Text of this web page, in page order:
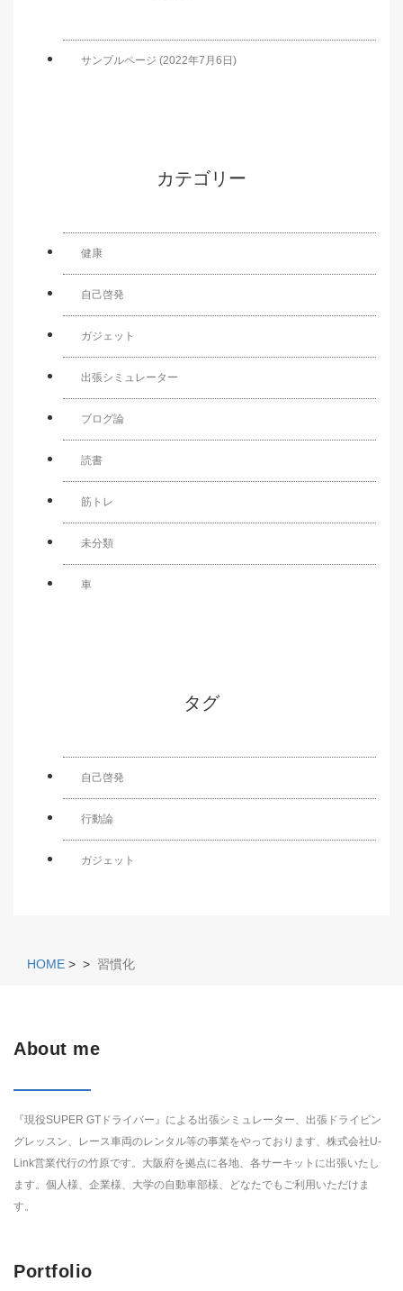
サンプルページ (2022年7月6日)
カテゴリー
健康
自己啓発
ガジェット
出張シミュレーター
ブログ論
読書
筋トレ
未分類
車
タグ
自己啓発
行動論
ガジェット
HOME > > 習慣化
About me
『現役SUPER GTドライバー』による出張シミュレーター、出張ドライビン
グレッスン、レース車両のレンタル等の事業をやっております、株式会社U-
Link営業代行の竹原です。大阪府を拠点に各地、各サーキットに出張いたし
ます。個人様、企業様、大学の自動車部様、どなたでもご利用いただけま
す。
Portfolio